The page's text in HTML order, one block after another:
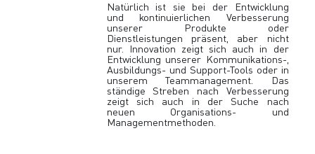
Natürlich ist sie bei der Entwicklung
und kontinuierlichen Verbesserung
unserer Produkte oder
Dienstleistungen präsent, aber nicht
nur. Innovation zeigt sich auch in der
Entwicklung unserer Kommunikations-,
Ausbildungs- und Support-Tools oder in
unserem Teammanagement. Das
ständige Streben nach Verbesserung
zeigt sich auch in der Suche nach
neuen Organisations- und
Managementmethoden.